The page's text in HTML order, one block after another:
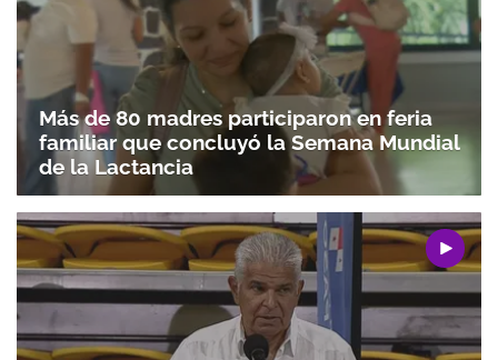
Más de 80 madres participaron en feria
familiar que concluyó la Semana Mundial
de la Lactancia